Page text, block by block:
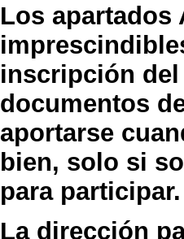
Los apartados
inscripción
documentos
aportarse
bien, solo si
para participar.
La dirección